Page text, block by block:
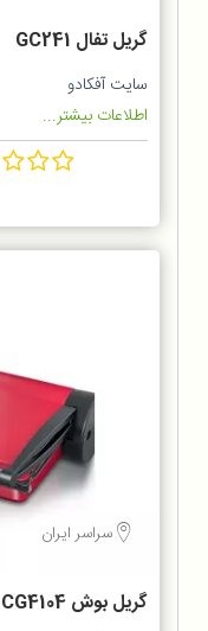
گریل تفال GC241
سایت آفکادو
اطلاعات بیشتر...
سراسر ایران
گریل بوش TCG4104